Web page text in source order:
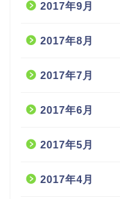
2017年9月
2017年8月
2017年7月
2017年6月
2017年5月
2017年4月